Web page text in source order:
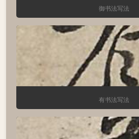
御书法写法
有书法写法